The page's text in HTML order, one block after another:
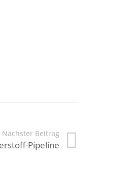
Nächster Beitrag
Pipeline